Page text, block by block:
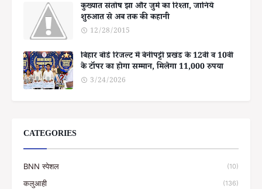
कुख्यात संतोष झा और जुर्म का रिश्ता, जानिये
शुरुआत से अब तक की कहानी
12/28/2015
बिहार बोर्ड रिजल्ट में बेनीपट्टी प्रखंड के 12वीं व 10वीं
के टॉपर का होगा सम्मान, मिलेगा 11,000 रुपया
3/24/2026
CATEGORIES
BNN स्पेशल (10)
कलुआही (136)